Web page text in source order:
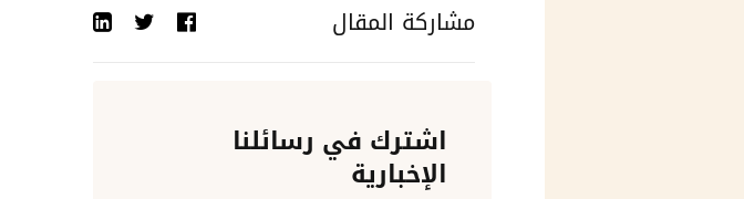
مشاركة المقال
اشترك في رسائلنا
الإخباريةمراقبة الدخول